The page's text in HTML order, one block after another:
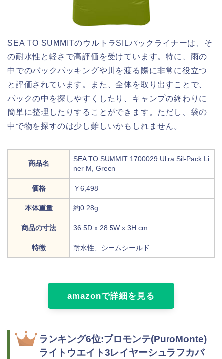
SEA TO SUMMITのウルトラSILパックライナーは、そ
の耐水性と軽さで高評価を受けています。特に、雨の
中でのバックパッキングや川を渡る際に非常に役立つ
と評価されています。また、全体を取り出すことで、
パックの中を探しやすくしたり、キャンプの終わりに
簡単に整理したりすることができます。ただし、袋の
中で物を探すのは少し難しいかもしれません。
商品名
SEA TO SUMMIT 1700029 Ultra Sil-Pack Li
ner M, Green
価格 ￥6,498
本体重量 約0.28g
商品の寸法 36.5D x 28.5W x 3H cm
特徴 耐水性、シームシールド
amazonで詳細を見る
ランキング6位:プロモンテ(PuroMonte)
ライトウエイト3レイヤーシュラフカバ